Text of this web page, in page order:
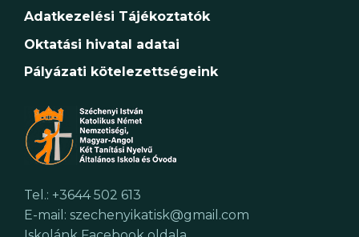
Adatkezelési Tájékoztatók
Oktatási hivatal adatai
Pályázati kötelezettségeink
Tel.: +3644 502 613
E-mail: szechenyikatisk@gmail.com